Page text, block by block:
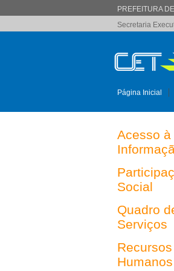
PREFEITURA
Secretaria
Página Inicial
Acesso à
Social
Quadro
Serviços
Recursos
Humanos